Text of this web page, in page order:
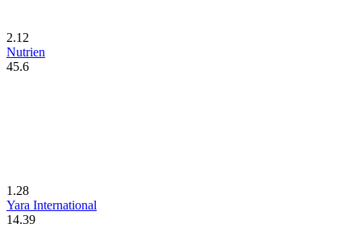
2.12
Nutrien
45.6
1.28
Yara International
14.39